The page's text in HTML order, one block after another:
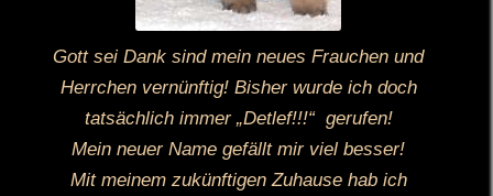
Gott sei Dank sind mein neues Frauchen und
Herrchen vernünftig! Bisher wurde ich doch
tatsächlich immer „Detlef!!!“ gerufen!
Mein neuer Name gefällt mir viel besser!
Mit meinem zukünftigen Zuhause hab ich